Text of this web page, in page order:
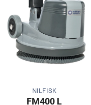
NILFISK
FM400 L